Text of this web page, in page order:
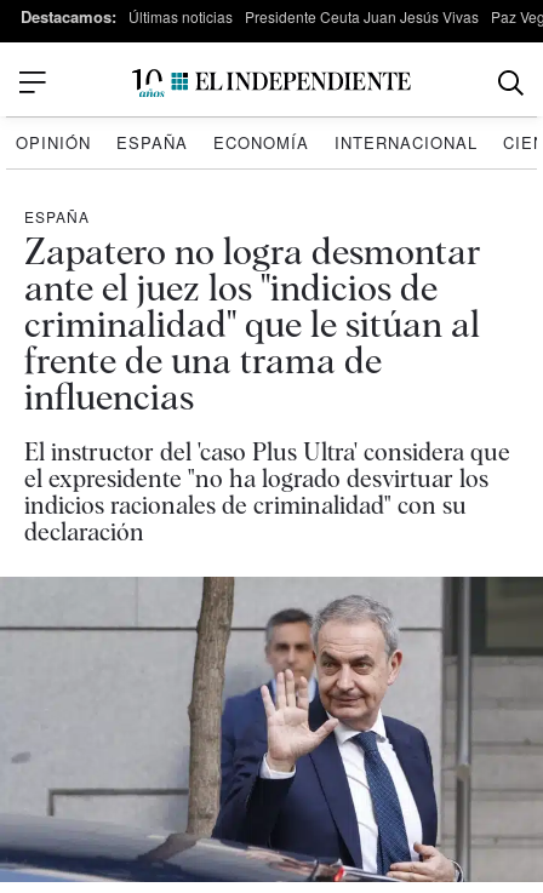
Destacamos: Últimas noticias Presidente Ceuta Juan Jesús Vivas Paz
OPINIÓN ESPAÑA ECONOMÍA INTERNACIONAL
ESPAÑA
Zapatero no logra desmontar
ante el juez los "indicios de
criminalidad" que le sitúan al
frente de una trama de
influencias
El instructor del 'caso Plus Ultra' considera que
el expresidente "no ha logrado desvirtuar los
indicios racionales de criminalidad" con su
declaración